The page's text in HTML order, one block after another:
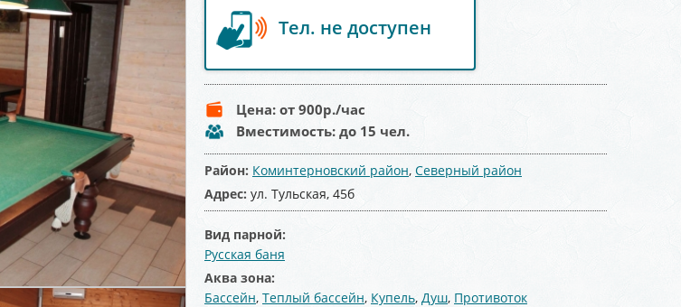
Тел. не доступен
Цена: от 900р./час
Вместимость: до 15 чел.
Район: Коминтерновский район, Северный район
Адрес: ул. Тульская, 45б
Вид парной:
Русская баня
Аква зона:
Бассейн, Теплый бассейн, Купель, Душ, Противоток